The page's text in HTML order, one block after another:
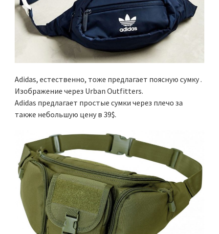
Adidas, естественно, тоже предлагает поясную сумку .
Изображение через Urban Outfitters.
Adidas предлагает простые сумки через плечо за
также небольшую цену в 39$.